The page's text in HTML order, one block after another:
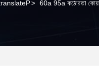
> 60a 95a কঠোরতা